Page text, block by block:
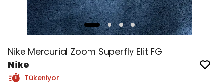
Nike Mercurial Zoom Superfly Elit FG
Nike
Tükeniyor